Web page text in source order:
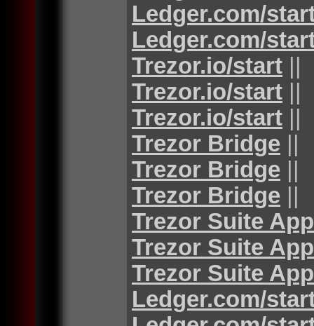
Ledger.com/
Ledger.com/
Trezor.io/start ||
Trezor.io/start ||
Trezor.io/start ||
Trezor Bridge ||
Trezor Bridge ||
Trezor Bridge ||
Trezor Suite App
Trezor Suite App
Trezor Suite App
Ledger.com/